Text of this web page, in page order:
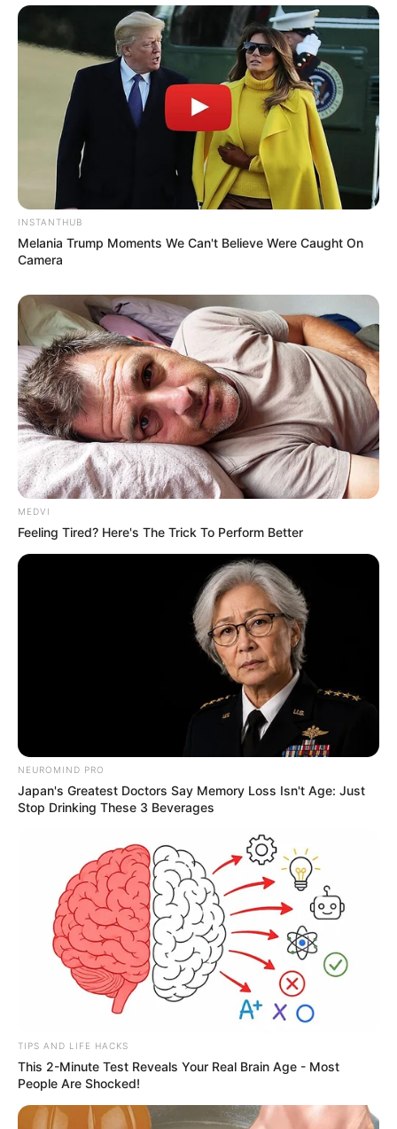
INSTANTHUB
Melania Trump Moments We Can't Believe Were Caught On
Camera
MEDVI
Feeling Tired? Here's The Trick To Perform Better
NEUROMIND PRO
Japan's Greatest Doctors Say Memory Loss Isn't Age: Just
Stop Drinking These 3 Beverages
TIPS AND LIFE HACKS
This 2-Minute Test Reveals Your Real Brain Age - Most
People Are Shocked!